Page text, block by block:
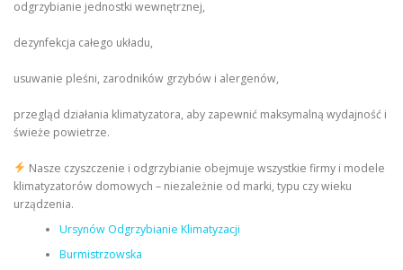
odgrzybianie jednostki wewnętrznej,
dezynfekcja całego układu,
usuwanie pleśni, zarodników grzybów i alergenów,
przegląd działania klimatyzatora, aby zapewnić maksymalną wydajność i
świeże powietrze.
Nasze czyszczenie i odgrzybianie obejmuje wszystkie firmy i modele
klimatyzatorów domowych – niezależnie od marki, typu czy wieku
urządzenia.
Ursynów Odgrzybianie Klimatyzacji
Burmistrzowska